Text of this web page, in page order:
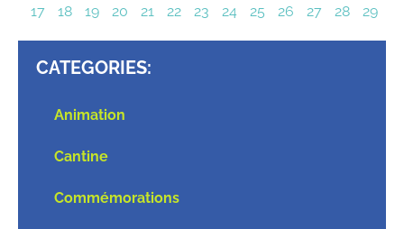
17
18 19 20 21 22 23 24 25 26 27 28 29
CATEGORIES:
Animation
Cantine
Commémorations